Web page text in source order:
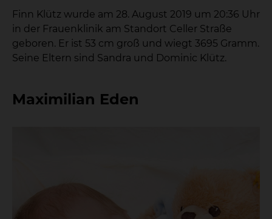
Finn Klütz wurde am 28. August 2019 um 20:36 Uhr
in der Frauenklinik am Standort Celler Straße
geboren. Er ist 53 cm groß und wiegt 3695 Gramm.
Seine Eltern sind Sandra und Dominic Klütz.
Maximilian Eden